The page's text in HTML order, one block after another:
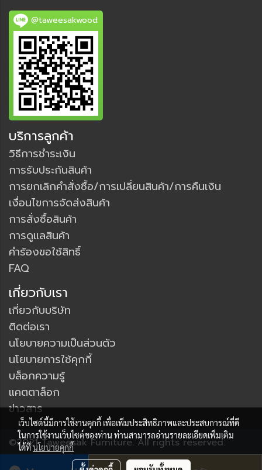
@taweesakwood
บริการลูกค้า
วิธีการชำระเงิน
การรับประกันสินค้า
การยกเลิกคำสั่งซื้อ/การเปลี่ยนสินค้า/การคืนเงิน
เงื่อนไขการจัดส่งสินค้า
การสั่งซื้อสินค้า
การดูแลสินค้า
คำร้องขอใช้สิทธิ์
FAQ
เกี่ยวกับเรา
เกี่ยวกับบริษัท
ติดต่อเรา
นโยบายความเป็นส่วนตัว
นโยบายการใช้คุกกี้
บล็อกความรู้
แคตตาล็อก
ข่าวสาร
©2021 Taweesak Furniture. All rights reserved.
ผู้เข้าชมวันนี้ 4,473
เว็บไซต์นี้มีการใช้งานคุกกี้ เพื่อเพิ่มประสิทธิภาพและประสบการณ์ที่ดี
ในการใช้งานเว็บไซต์ของท่าน ท่านสามารถอ่านรายละเอียดเพิ่มเติม
ได้ที่นโยบายคุกกี้